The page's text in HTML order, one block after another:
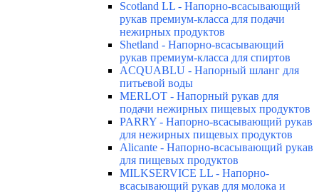
Scotland LL - Напорно-всасывающий
рукав премиум-класса для подачи
нежирных продуктов
Shetland - Напорно-всасывающий
рукав премиум-класса для спиртов
ACQUABLU - Напорный шланг для
питьевой воды
MERLOT - Напорный рукав для
подачи нежирных пищевых продуктов
PARRY - Напорно-всасывающий рукав
для нежирных пищевых продуктов
Alicante - Напорно-всасывающий рукав
для пищевых продуктов
MILKSERVICE LL - Напорно-
всасывающий рукав для молока и